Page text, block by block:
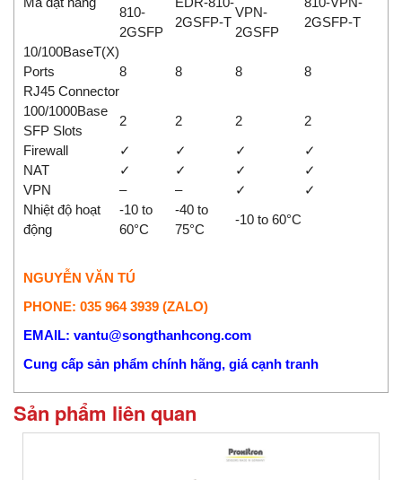
810-
2GSFP
2GSFP-T
VPN-
2GSFP
2GSFP-T
10/100BaseT(X)
Ports
RJ45 Connector
8 8 8 8
100/1000Base
SFP Slots
2 2 2
2
Firewall
✓ ✓ ✓
✓
NAT
✓ ✓ ✓
✓
VPN
– – ✓
✓
Nhiệt độ hoạt
động
-10 to
60°C
-40 to
75°C
-10 to 60°C
NGUYỄN VĂN TÚ
PHONE: 035 964 3939 (ZALO)
EMAIL: vantu@songthanhcong.com
Cung cấp sản phẩm chính hãng, giá cạnh tranh
Sản phẩm liên quan